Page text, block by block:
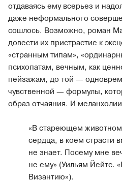
отдаваясь ему всерьез и
даже неформального
сошлось. Возможно, роман
довести их пристрастие к
«странным типам»,
психопатам, вечным, как
пейзажам, до той —
чувственной — формулы,
образ отчаяния. И
«В стареющем
сердца, в коем страсти
не знает. Посему мне
не ему» (Уильям Йейтс.
Византию»).